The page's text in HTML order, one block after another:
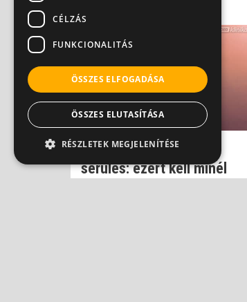
Reuma, mozgásszervi
sérülés: ezért kell minél
CÉLZÁS
FUNKCIONALITÁS
ÖSSZES ELFOGADÁSA
ÖSSZES ELUTASÍTÁSA
RÉSZLETEK MEGJELENÍTÉSE